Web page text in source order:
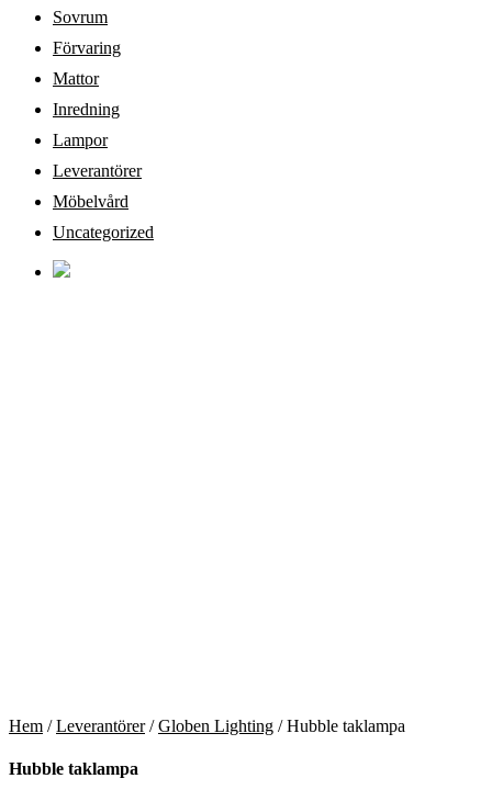
Sovrum
Förvaring
Mattor
Inredning
Lampor
Leverantörer
Möbelvård
Uncategorized
Hem /Leverantörer/Globen Lighting / Hubble taklampa
Hubble taklampa